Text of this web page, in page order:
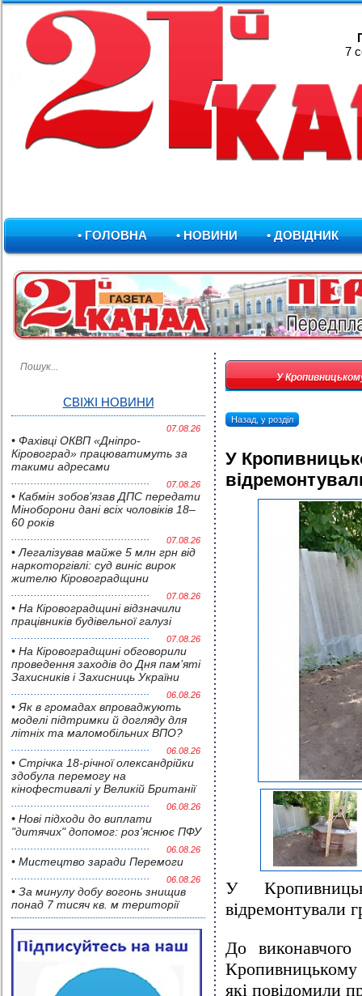
7
• ГОЛОВНА • НОВИНИ • ДОВІДНИК
СВІЖІ НОВИНИ
07.08.26
• Фахівці ОКВП «Дніпро-
Кіровоград» працюватимуть за
такими адресами
07.08.26
• Кабмін зобов’язав ДПС передати
Міноборони дані всіх чоловіків 18–
60 років
07.08.26
• Легалізував майже 5 млн грн від
наркоторгівлі: суд виніс вирок
жителю Кіровоградщини
07.08.26
• На Кіровоградщині відзначили
працівників будівельної галузі
07.08.26
• На Кіровоградщині обговорили
проведення заходів до Дня пам’яті
Захисників і Захисниць України
06.08.26
• Як в громадах впроваджують
моделі підтримки й догляду для
літніх та маломобільних ВПО?
06.08.26
• Стрічка 18-річної олександрійки
здобула перемогу на
кінофестивалі у Великій Британії
06.08.26
• Нові підходи до виплати
"дитячих" допомог: роз’яснює ПФУ
06.08.26
• Мистецтво заради Перемоги
06.08.26
• За минулу добу вогонь знищив
понад 7 тисяч кв. м території
У
Назад, у розділ
У
У
відремонтували
До виконавчого
які повідомили